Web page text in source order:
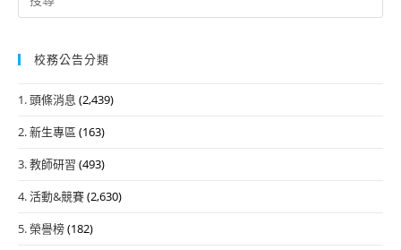
for:
校務公告分類
1. 頭條消息 (2,439)
2. 新生專區 (163)
3. 教師研習 (493)
4. 活動&競賽(2,630)
5. 榮譽榜(182)